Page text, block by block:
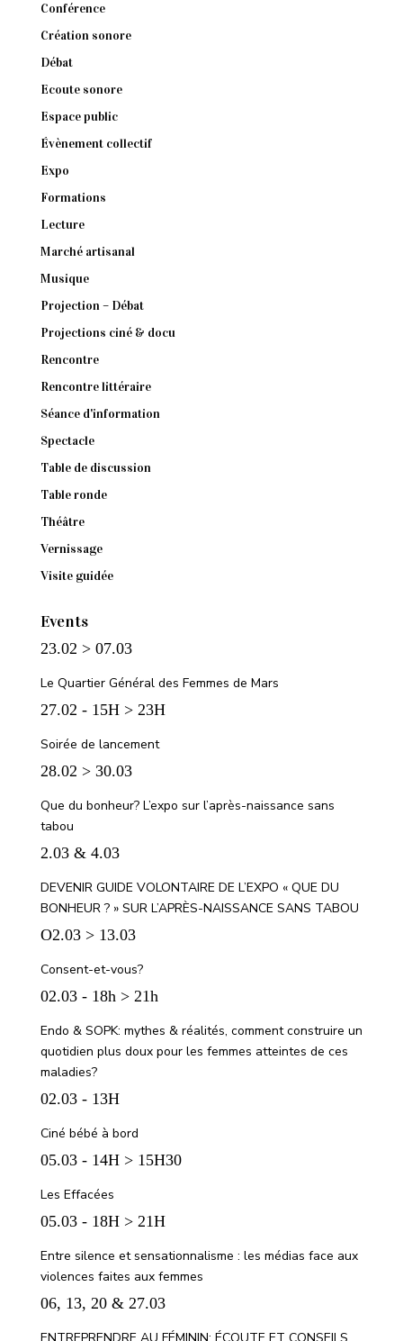
Conférence
Création sonore
Débat
Ecoute sonore
Espace public
Évènement collectif
Expo
Formations
Lecture
Marché artisanal
Musique
Projection – Débat
Projections ciné & docu
Rencontre
Rencontre littéraire
Séance d'information
Spectacle
Table de discussion
Table ronde
Théâtre
Vernissage
Visite guidée
Events
23.02 > 07.03
Le Quartier Général des Femmes de Mars
27.02 - 15H > 23H
Soirée de lancement
28.02 > 30.03
Que du bonheur? L’expo sur l’après-naissance sans
tabou
2.03 & 4.03
DEVENIR GUIDE VOLONTAIRE DE L’EXPO « QUE DU
BONHEUR ? » SUR L’APRÈS-NAISSANCE SANS TABOU
O2.03 > 13.03
Consent-et-vous?
02.03 - 18h > 21h
Endo & SOPK: mythes & réalités, comment construire un
quotidien plus doux pour les femmes atteintes de ces
maladies?
02.03 - 13H
Ciné bébé à bord
05.03 - 14H > 15H30
Les Effacées
05.03 - 18H > 21H
Entre silence et sensationnalisme : les médias face aux
violences faites aux femmes
06, 13, 20 & 27.03